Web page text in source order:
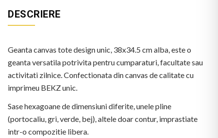
DESCRIERE
Geanta canvas tote design unic, 38x34.5 cm alba, este o
geanta versatila potrivita pentru cumparaturi, facultate sau
activitati zilnice. Confectionata din canvas de calitate cu
imprimeu BEKZ unic.
Sase hexagoane de dimensiuni diferite, unele pline
(portocaliu, gri, verde, bej), altele doar contur, imprastiate
intr-o compozitie libera.